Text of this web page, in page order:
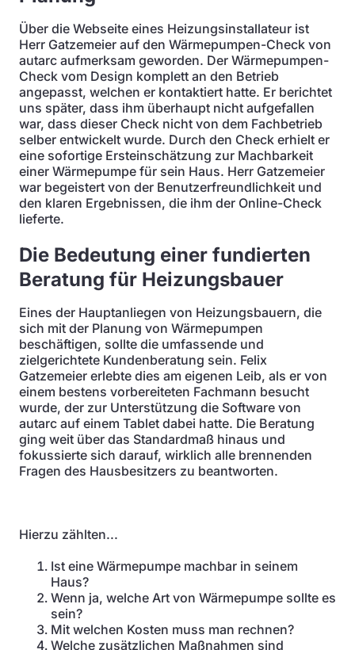
Über die Webseite eines Heizungsinstallateur ist
Herr Gatzemeier auf den Wärmepumpen-Check von
autarc aufmerksam geworden. Der Wärmepumpen-
Check vom Design komplett an den Betrieb
angepasst, welchen er kontaktiert hatte. Er berichtet
uns später, dass ihm überhaupt nicht aufgefallen
war, dass dieser Check nicht von dem Fachbetrieb
selber entwickelt wurde. Durch den Check erhielt er
eine sofortige Ersteinschätzung zur Machbarkeit
einer Wärmepumpe für sein Haus. Herr Gatzemeier
war begeistert von der Benutzerfreundlichkeit und
den klaren Ergebnissen, die ihm der Online-Check
lieferte.
Die Bedeutung einer fundierten
Beratung für Heizungsbauer
Eines der Hauptanliegen von Heizungsbauern, die
sich mit der Planung von Wärmepumpen
beschäftigen, sollte die umfassende und
zielgerichtete Kundenberatung sein. Felix
Gatzemeier erlebte dies am eigenen Leib, als er von
einem bestens vorbereiteten Fachmann besucht
wurde, der zur Unterstützung die Software von
autarc auf einem Tablet dabei hatte. Die Beratung
ging weit über das Standardmaß hinaus und
fokussierte sich darauf, wirklich alle brennenden
Fragen des Hausbesitzers zu beantworten.
Hierzu zählten...
Ist eine Wärmepumpe machbar in seinem
Haus?
Wenn ja, welche Art von Wärmepumpe sollte es
sein?
Mit welchen Kosten muss man rechnen?
Welche zusätzlichen Maßnahmen sind